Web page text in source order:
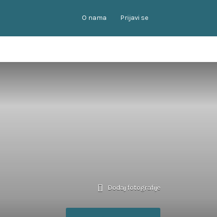
O nama Prijavi se
Dodaj fotografije